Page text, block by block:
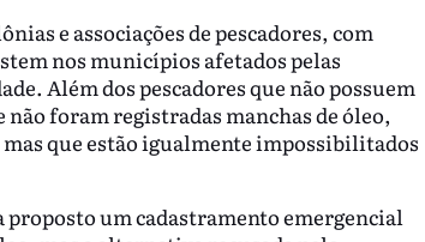
e associações de pescadores, com
nos municípios afetados pelas
Além dos pescadores que não possuem
foram registradas manchas de óleo,
que estão igualmente impossibilitados
um cadastramento emergencial